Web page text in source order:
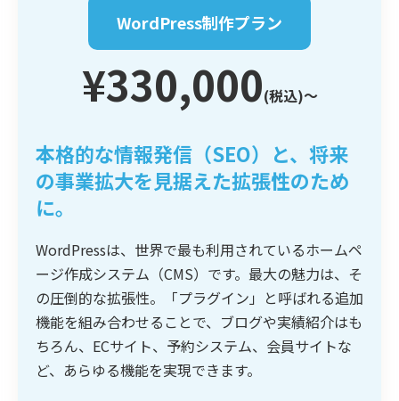
WordPress制作プラン
¥330,000(税込)〜
本格的な情報発信（SEO）と、将来
の事業拡大を見据えた拡張性のため
に。
WordPressは、世界で最も利用されているホームペ
ージ作成システム（CMS）です。最大の魅力は、そ
の圧倒的な拡張性。「プラグイン」と呼ばれる追加
機能を組み合わせることで、ブログや実績紹介はも
ちろん、ECサイト、予約システム、会員サイトな
ど、あらゆる機能を実現できます。